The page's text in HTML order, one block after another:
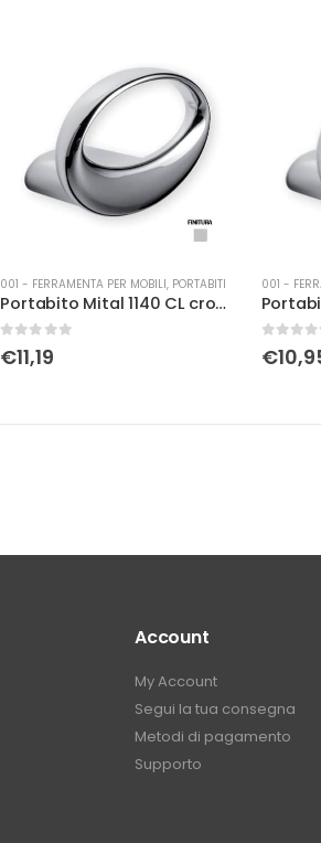
001 - FERRAMENTA PER MOBILI, PORTABITI
Portabito Mital 1140 CL cromo lucido
Su 5
€11,19
001 -
Su 5
€
Account
My Account
Segui la tua consegna
Metodi di pagamento
Supporto